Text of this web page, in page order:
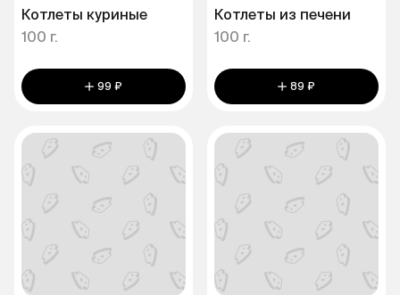
Котлеты куриные
100 г.
99 ₽
Котлеты из печени
100 г.
89 ₽